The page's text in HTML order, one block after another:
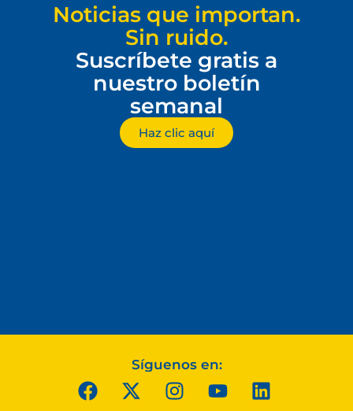
Noticias que importan.
Sin ruido.
Suscríbete gratis a
nuestro boletín
semanal
Haz clic aquí
Síguenos en: